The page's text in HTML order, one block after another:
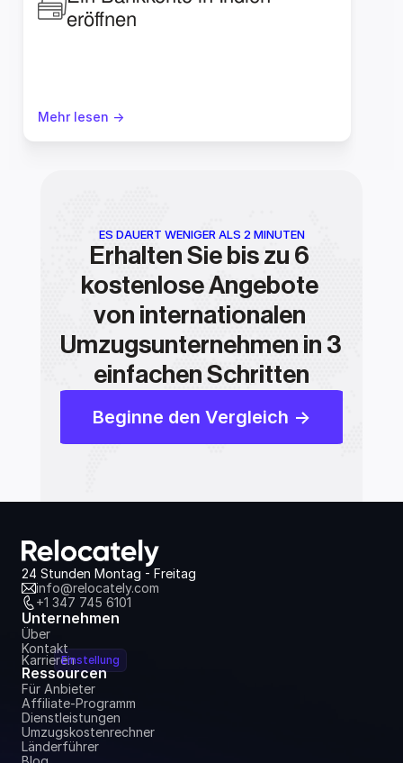
eröffnen
Mehr lesen ->
ES DAUERT WENIGER ALS 2 MINUTEN
Erhalten Sie bis zu 6
kostenlose Angebote
von internationalen
Umzugsunternehmen in 3
einfachen Schritten
Beginne den Vergleich ->
24 Stunden Montag - Freitag
info@relocately.com
+1 347 745 6101
Unternehmen
Über
Kontakt
KarrierenEinstellung
Ressourcen
Für Anbieter
Affiliate-Programm
Dienstleistungen
Umzugskostenrechner
Länderführer